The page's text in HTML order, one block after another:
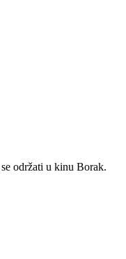
održati u kinu Borak.